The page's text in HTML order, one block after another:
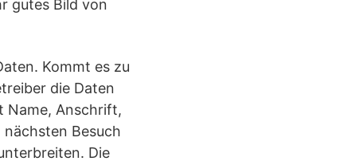
gutes Bild von
Kommt es zu
die Daten
Name, Anschrift,
Besuch
Die